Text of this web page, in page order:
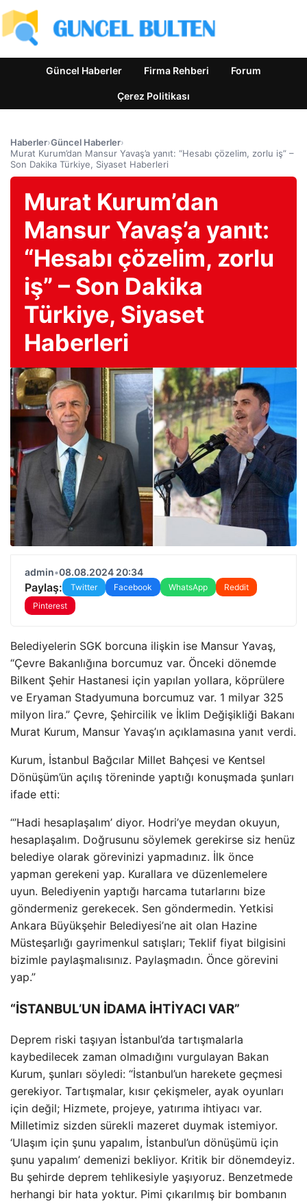
Güncel Haberler Firma Rehberi Forum
Çerez Politikası
Haberler›Güncel Haberler›
Murat Kurum’dan Mansur Yavaş’a yanıt: “Hesabı çözelim, zorlu iş” –
Son Dakika Türkiye, Siyaset Haberleri
Murat Kurum’dan
Mansur Yavaş’a yanıt:
“Hesabı çözelim, zorlu
iş” – Son Dakika
Türkiye, Siyaset
Haberleri
admin•08.08.2024 20:34
Paylaş: Twitter Facebook WhatsApp
Reddit
Pinterest
Belediyelerin SGK borcuna ilişkin ise Mansur Yavaş,
“Çevre Bakanlığına borcumuz var. Önceki dönemde
Bilkent Şehir Hastanesi için yapılan yollara, köprülere
ve Eryaman Stadyumuna borcumuz var. 1 milyar 325
milyon lira.” Çevre, Şehircilik ve İklim Değişikliği Bakanı
Murat Kurum, Mansur Yavaş’ın açıklamasına yanıt verdi.
Kurum, İstanbul Bağcılar Millet Bahçesi ve Kentsel
Dönüşüm’ün açılış töreninde yaptığı konuşmada şunları
ifade etti:
“’Hadi hesaplaşalım’ diyor. Hodri’ye meydan okuyun,
hesaplaşalım. Doğrusunu söylemek gerekirse siz henüz
belediye olarak görevinizi yapmadınız. İlk önce
yapman gerekeni yap. Kurallara ve düzenlemelere
uyun. Belediyenin yaptığı harcama tutarlarını bize
göndermeniz gerekecek. Sen göndermedin. Yetkisi
Ankara Büyükşehir Belediyesi’ne ait olan Hazine
Müsteşarlığı gayrimenkul satışları; Teklif fiyat bilgisini
bizimle paylaşmalısınız. Paylaşmadın. Önce görevini
yap.”
“İSTANBUL’UN İDAMA İHTİYACI VAR”
Deprem riski taşıyan İstanbul’da tartışmalarla
kaybedilecek zaman olmadığını vurgulayan Bakan
Kurum, şunları söyledi: “İstanbul’un harekete geçmesi
gerekiyor. Tartışmalar, kısır çekişmeler, ayak oyunları
için değil; Hizmete, projeye, yatırıma ihtiyacı var.
Milletimiz sizden sürekli mazeret duymak istemiyor.
‘Ulaşım için şunu yapalım, İstanbul’un dönüşümü için
şunu yapalım’ demenizi bekliyor. Kritik bir dönemdeyiz.
Bu şehirde deprem tehlikesiyle yaşıyoruz. Benzetmede
herhangi bir hata yoktur. Pimi çıkarılmış bir bombanın